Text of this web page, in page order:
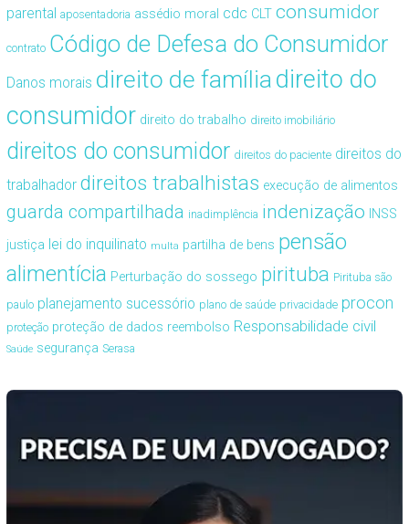
parental aposentadoria assédio moral cdc CLT consumidor
contrato Código de Defesa do Consumidor
Danos morais direito de famíliadireito do
consumidor direito do trabalho direito imobiliário
direitos do consumidor direitos do paciente direitos do
trabalhador direitos trabalhistas execução de alimentos
guarda compartilhada inadimplência indenização INSS
justiça lei do inquilinato multa partilha de bens pensão
alimentícia Perturbação do sossego pirituba Pirituba são
paulo planejamento sucessório plano de saúde privacidade procon
proteção proteção de dados reembolso Responsabilidade civil
Saúde segurança Serasa